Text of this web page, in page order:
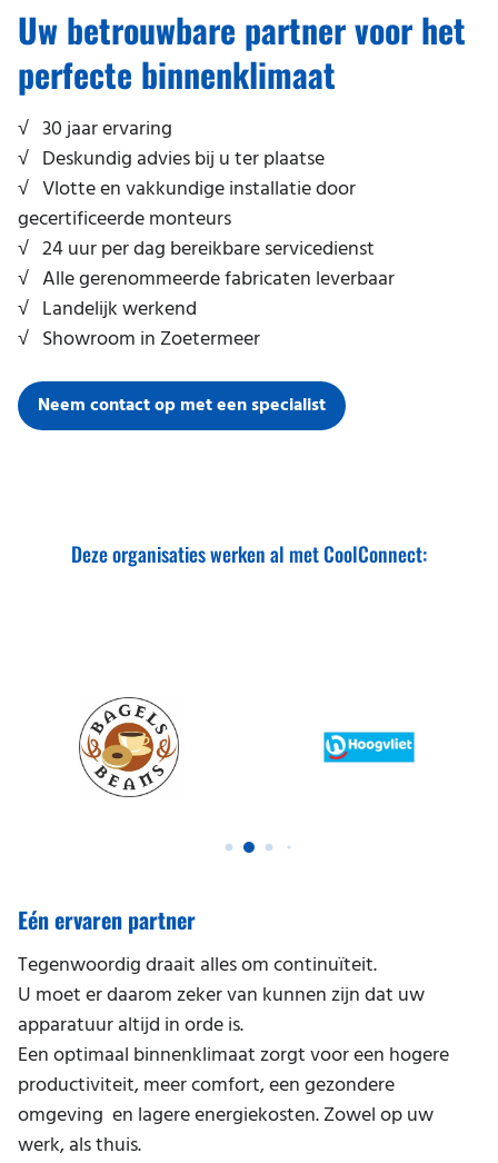
Storing melden
Praktische informatie
Kantoor
Magazijn
Restaurant
Salon
School
Serverruimte
Sportschool
Thuiskantoor
Winkel
Werken bij
Duurzaamheid en milieu
Uw betrouwbare partner voor het
perfecte binnenklimaat
√ 30 jaar ervaring
√ Deskundig advies bij u ter plaatse
√ Vlotte en vakkundige installatie door
gecertificeerde monteurs
√ 24 uur per dag bereikbare servicedienst
√ Alle gerenommeerde fabricaten leverbaar
√ Landelijk werkend
√ Showroom in Zoetermeer
Neem contact op met een specialist
Deze organisaties werken al met CoolConnect:
Eén ervaren partner
Tegenwoordig draait alles om continuïteit.
U moet er daarom zeker van kunnen zijn dat uw
apparatuur altijd in orde is.
Een optimaal binnenklimaat zorgt voor een hogere
productiviteit, meer comfort, een gezondere
omgeving en lagere energiekosten. Zowel op uw
werk, als thuis.